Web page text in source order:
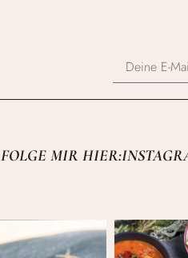
FOLGE MIR HIER: